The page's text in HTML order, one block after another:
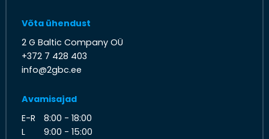
Võta ühendust
2 G Baltic Company OÜ
+372 7 428 403
info@2gbc.ee
Avamisajad
E-R
8:00 - 18:00
L
9:00 - 15:00